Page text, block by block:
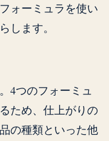
ォーミュラを使い
します。
4つのフォーミュ
ため、仕上がりの
の種類といった他